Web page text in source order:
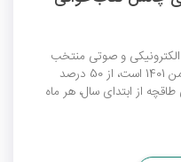
و صوتی منتخب
طاقچه که مربوط به چالش کتاب‌خوانی بهمن 1401 است، از 50 درصد
از ابتدای سال، هر ماه